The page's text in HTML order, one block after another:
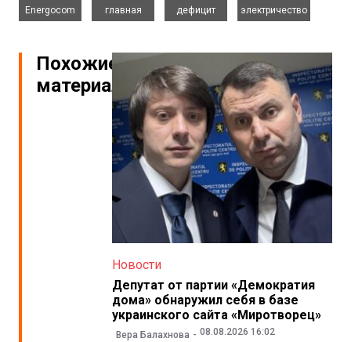
Energocom
главная
дефицит
электричество
Похожие
материалы
Новости
Депутат от партии «Демократия
дома» обнаружил себя в базе
украинского сайта «Миротворец»
Вера Балахнова 08.08.2026 16:02